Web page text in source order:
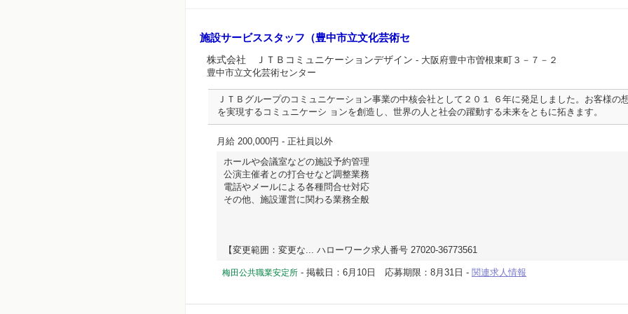
施設サービススタッフ（豊中市立文化芸術セ
株式会社 ＪＴＢコミュニケーションデザイン - 大阪府豊中市曽根東町３－７－２
豊中市立文化芸術センター
ＪＴＢグループのコミュニケーション事業の中核会社として２０１ ６年に発足しました。お客様の
を実現するコミュニケーシ ョンを創造し、世界の人と社会の躍動する未来をともに拓きます。
月給 200,000円 - 正社員以外
ホールや会議室などの施設予約管理
公演主催者との打合せなど調整業務
電話やメールによる各種問合せ対応
その他、施設運営に関わる業務全般
【変更範囲：変更な... ハローワーク求人番号 27020-36773561
梅田公共職業安定所 - 掲載日：6月10日 応募期限：8月31日 - 関連求人情報